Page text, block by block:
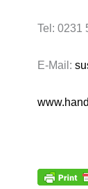
Tel: 0231
E-Mail: